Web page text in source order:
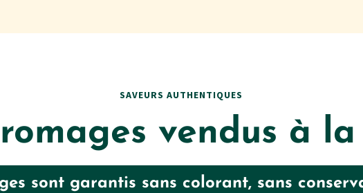
SAVEURS AUTHENTIQUES
vendus à la
sont garantis sans colorant, sans